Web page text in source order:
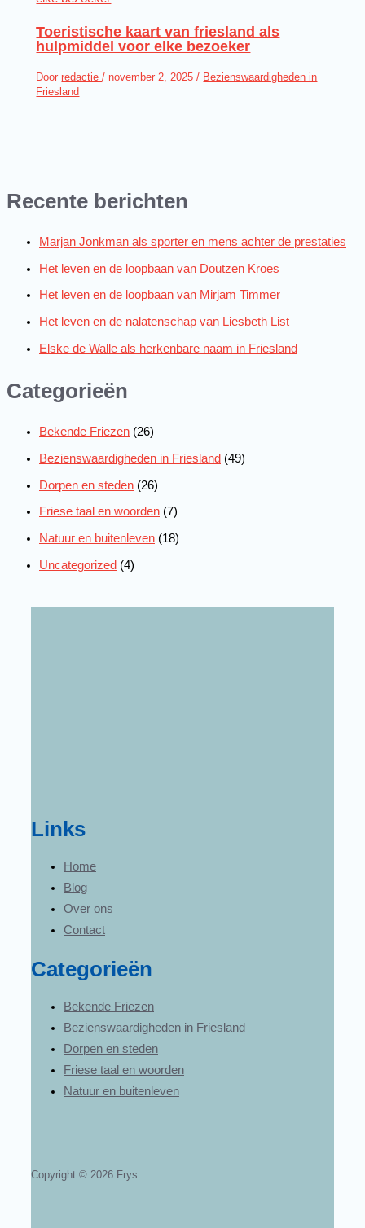
Toeristische kaart van friesland als
hulpmiddel voor elke bezoeker
Door redactie/ november 2, 2025/ Bezienswaardigheden in
Friesland
Recente berichten
Marjan Jonkman als sporter en mens achter de prestaties
Het leven en de loopbaan van Doutzen Kroes
Het leven en de loopbaan van Mirjam Timmer
Het leven en de nalatenschap van Liesbeth List
Elske de Walle als herkenbare naam in Friesland
Categorieën
Bekende Friezen (26)
Bezienswaardigheden in Friesland (49)
Dorpen en steden (26)
Friese taal en woorden (7)
Natuur en buitenleven (18)
Uncategorized (4)
Links
Home
Blog
Over ons
Contact
Categorieën
Bekende Friezen
Bezienswaardigheden in Friesland
Dorpen en steden
Friese taal en woorden
Natuur en buitenleven
Copyright © 2026 Frys